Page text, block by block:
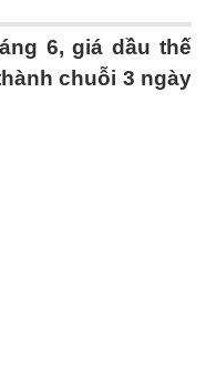
6, giá dầu thế
chuỗi 3 ngày